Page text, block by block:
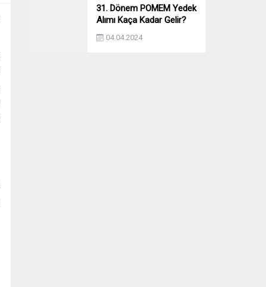
31. Dönem POMEM Yedek
Alımı Kaça Kadar Gelir?
Yıllara Göre Yedek Alımı
04.04.2024